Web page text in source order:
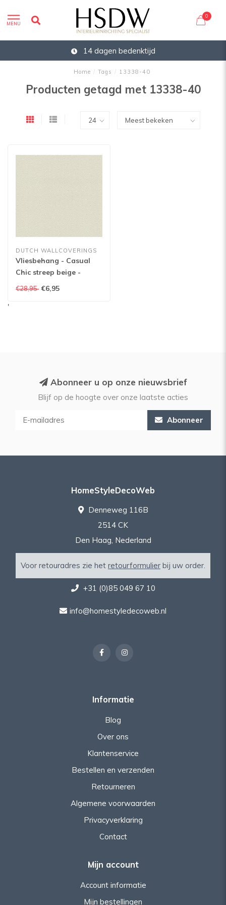
MENU
0
14 dagen bedenktijd
Home / Tags / 13338-40
Producten getagd met 13338-40
DUTCH WALLCOVERINGS
Vliesbehang - Casual
Chic streep beige -
13338-40
€28,95 €6,95
'
Abonneer u op onze nieuwsbrief
Blijf op de hoogte over onze laatste acties
Abonneer
HomeStyleDecoWeb
Denneweg 116B
2514 CK
Den Haag, Nederland
Voor retouradres zie het retourformulier bij uw order.
+31 (0)85 049 67 10
info@homestyledecoweb.nl
Informatie
Blog
Over ons
Klantenservice
Bestellen en verzenden
Retourneren
Algemene voorwaarden
Privacyverklaring
Contact
Mijn account
Account informatie
Mijn bestellingen